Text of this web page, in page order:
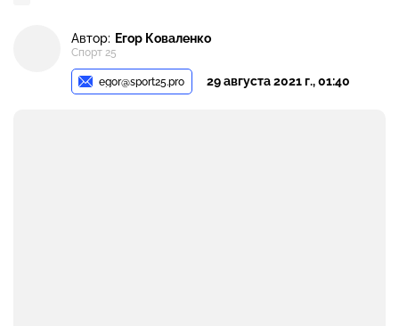
Автор: Егор Коваленко
Спорт 25
egor@sport25.pro 29 августа 2021 г., 01:40